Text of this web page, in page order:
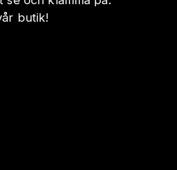
butik!